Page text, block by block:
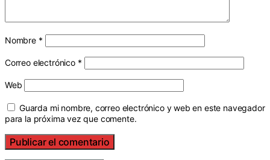
Nombre *
Correo electrónico *
Web
Guarda mi nombre, correo electrónico y web en este navegador
para la próxima vez que comente.